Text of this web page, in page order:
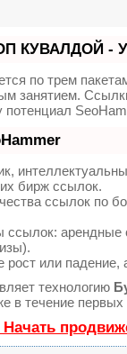
КУВАЛДОЙ -
по трем
занятием.
потенциал
бирж ссылок.
ссылок по
арендные
или
технологию
в течение первых
Начать